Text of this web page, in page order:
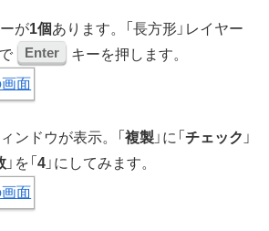
ーが1個あります。「長方形」レイヤー
Enter キーを押します。
ィンドウが表示。「複製 」に「チェック 」
」を「4 」にしてみます。